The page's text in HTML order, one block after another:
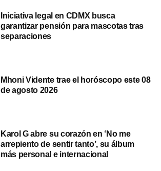
Iniciativa legal en CDMX busca
garantizar pensión para mascotas tras
separaciones
Mhoni Vidente trae el horóscopo este 08
de agosto 2026
Karol G abre su corazón en ‘No me
arrepiento de sentir tanto’, su álbum
más personal e internacional